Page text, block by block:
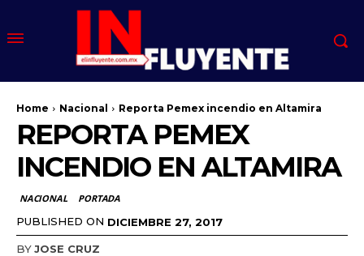
Home Nacional Reporta Pemex incendio en Altamira
REPORTA PEMEX
INCENDIO EN ALTAMIRA
NACIONAL PORTADA
PUBLISHED ON DICIEMBRE 27, 2017
BYJOSE CRUZ